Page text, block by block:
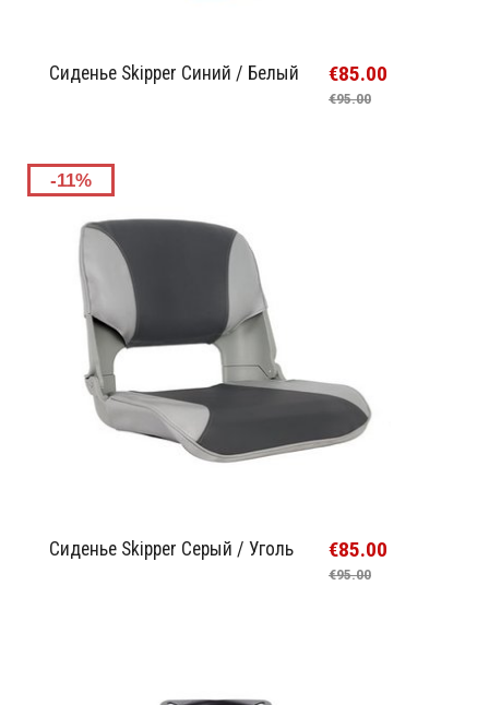
Cиденье Skipper Синий / Белый €85.00
€95.00
-11%
Cиденье Skipper Серый / Уголь €85.00
€95.00